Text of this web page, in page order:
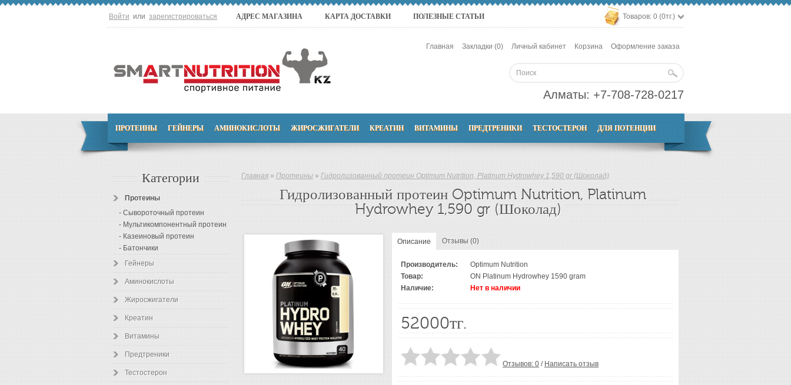
Войти или зарегистрироваться АДРЕС МАГАЗИНА КАРТА ДОСТАВКИ ПОЛЕЗНЫЕ СТАТЬИ Товаров: 0 (0тг.)
Главная Закладки (0) Личный кабинет Корзина Оформление заказа
Алматы: +7-708-728-0217
ПРОТЕИНЫ ГЕЙНЕРЫ АМИНОКИСЛОТЫ ЖИРОСЖИГАТЕЛИ КРЕАТИН ВИТАМИНЫ ПРЕДТРЕНИКИ ТЕСТОСТЕРОН ДЛЯ ПОТЕНЦИИ
Категории
Протеины
- Сывороточный протеин
- Мультикомпонентный протеин
- Казеиновый протеин
- Батончики
Гейнеры
Аминокислоты
Жиросжигатели
Креатин
Витамины
Предтреники
Тестостерон
Главная » Протеины » Гидролизованный протеин Optimum Nutrition, Platinum Hydrowhey 1,590 gr (Шоколад)
Гидролизованный протеин Optimum Nutrition, Platinum
Hydrowhey 1,590 gr (Шоколад)
Описание Отзывы (0)
Производитель:
Optimum Nutrition
Товар:
ON Platinum Hydrowhey 1590 gram
Наличие:
Нет в наличии
52000тг.
Отзывов: 0 / Написать отзыв